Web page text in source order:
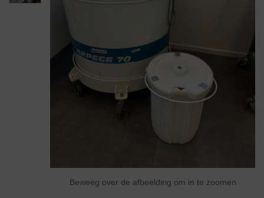
Beweeg over de afbeelding om in te zoomen